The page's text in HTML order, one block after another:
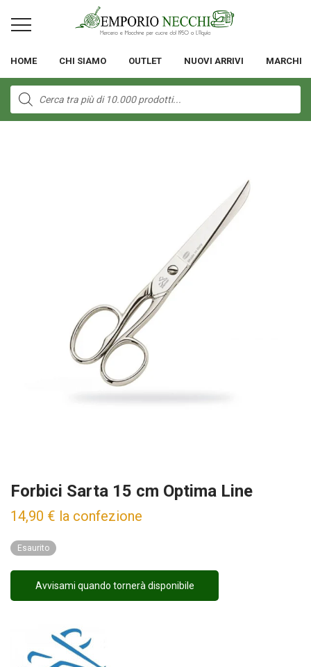
HOME CHI SIAMO OUTLET NUOVI ARRIVI MARCHI
Products
search
Forbici Sarta 15 cm Optima Line
14,90 € la confezione
Esaurito
Avvisami quando tornerà disponibile